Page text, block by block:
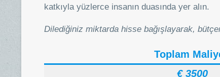
katkıyla yüzlerce insanın duasında yer alın.
Dilediğiniz miktarda hisse bağışlayarak,
Toplam
€ 3500